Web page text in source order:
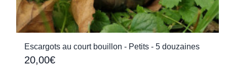
Escargots au court bouillon - Petits - 5 douzaines
20,00€